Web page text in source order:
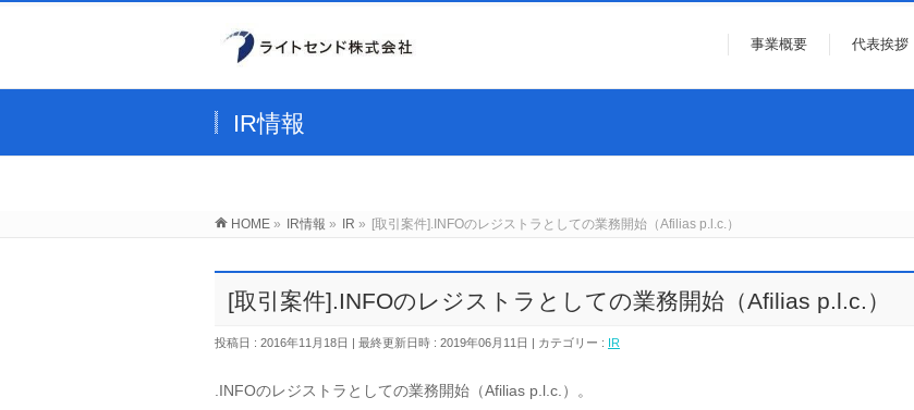
事業概要 代表挨拶
IR情報
HOME » IR情報 » IR » [取引案件].INFOのレジストラとしての業務開始（Afilias p.l.c.）
[取引案件].INFOのレジストラとしての業務開始（Afilias p.l.c.）
投稿日 : 2016年11月18日 最終更新日時 : 2019年06月11日 カテゴリー : IR
.INFOのレジストラとしての業務開始（Afilias p.l.c.）。